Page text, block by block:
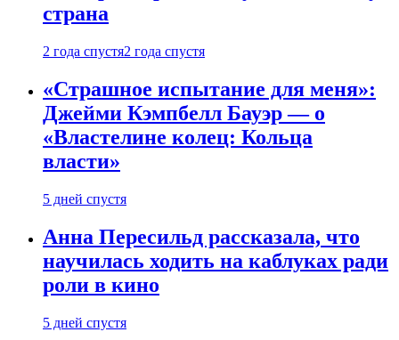
страна
2 года спустя2 года спустя
«Страшное испытание для меня»:
Джейми Кэмпбелл Бауэр — о
«Властелине колец: Кольца
власти»
5 дней спустя
Анна Пересильд рассказала, что
научилась ходить на каблуках ради
роли в кино
5 дней спустя